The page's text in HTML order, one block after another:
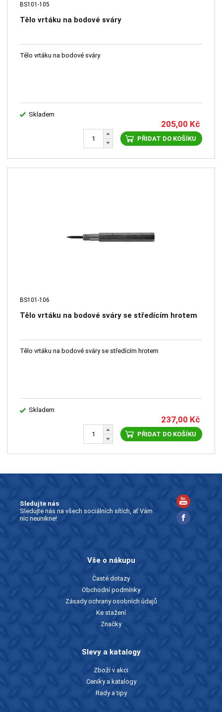
BS101-105
Tělo vrtáku na bodové sváry
Tělo vrtáku na bodové sváry
Skladem
205,00 Kč
PŘIDAT DO KOŠÍKU
BS101-106
Tělo vrtáku na bodové sváry se středícím hrotem
Tělo vrtáku na bodové sváry se středícím hrotem
Skladem
237,00 Kč
PŘIDAT DO KOŠÍKU
Sledujte nás
Sledujte nás na všech sociálních sítích, ať Vám
nic neunikne!
Vše o nákupu
Časté dotazy
Obchodní podmínky
Zásady ochrany osobních údajů
Ke stažení
Značky
Slevy a katalogy
Zboží v akci
Ceníky a katalogy
Rady a tipy